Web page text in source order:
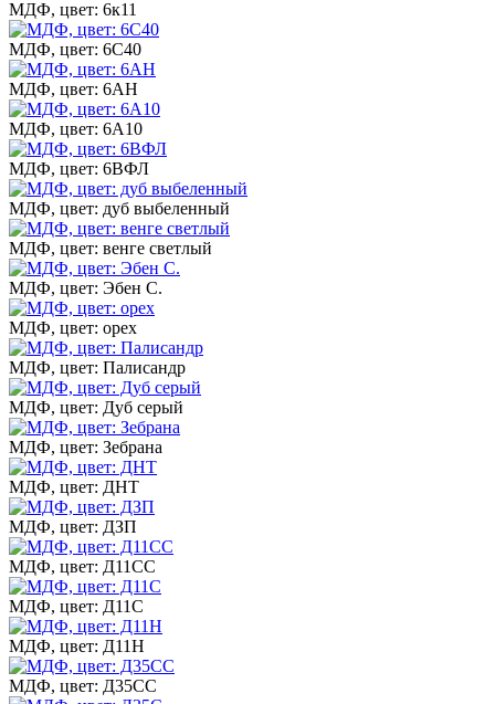
МДФ, цвет: 6к11
МДФ, цвет: 6С40
МДФ, цвет: 6АН
МДФ, цвет: 6А10
МДФ, цвет: 6ВФЛ
МДФ, цвет: дуб выбеленный
МДФ, цвет: венге светлый
МДФ, цвет: Эбен С.
МДФ, цвет: орех
МДФ, цвет: Палисандр
МДФ, цвет: Дуб серый
МДФ, цвет: Зебрана
МДФ, цвет: ДНТ
МДФ, цвет: ДЗП
МДФ, цвет: Д11СС
МДФ, цвет: Д11С
МДФ, цвет: Д11Н
МДФ, цвет: Д35СС